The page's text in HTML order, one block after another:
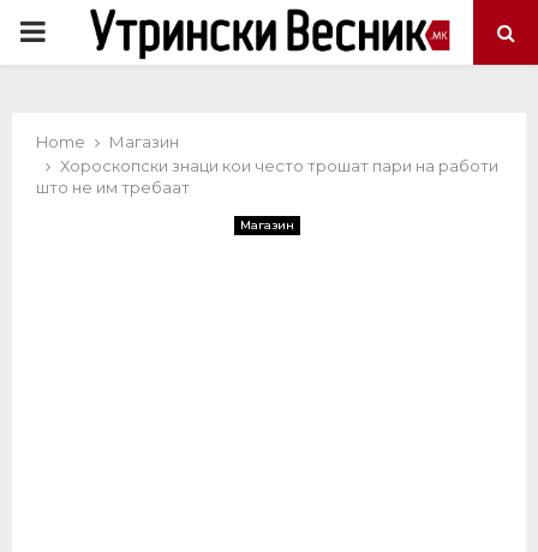
PRIMARY
Home
Магазин
Хороскопски знаци кои често трошат пари на работи
што не им требаат
Магазин